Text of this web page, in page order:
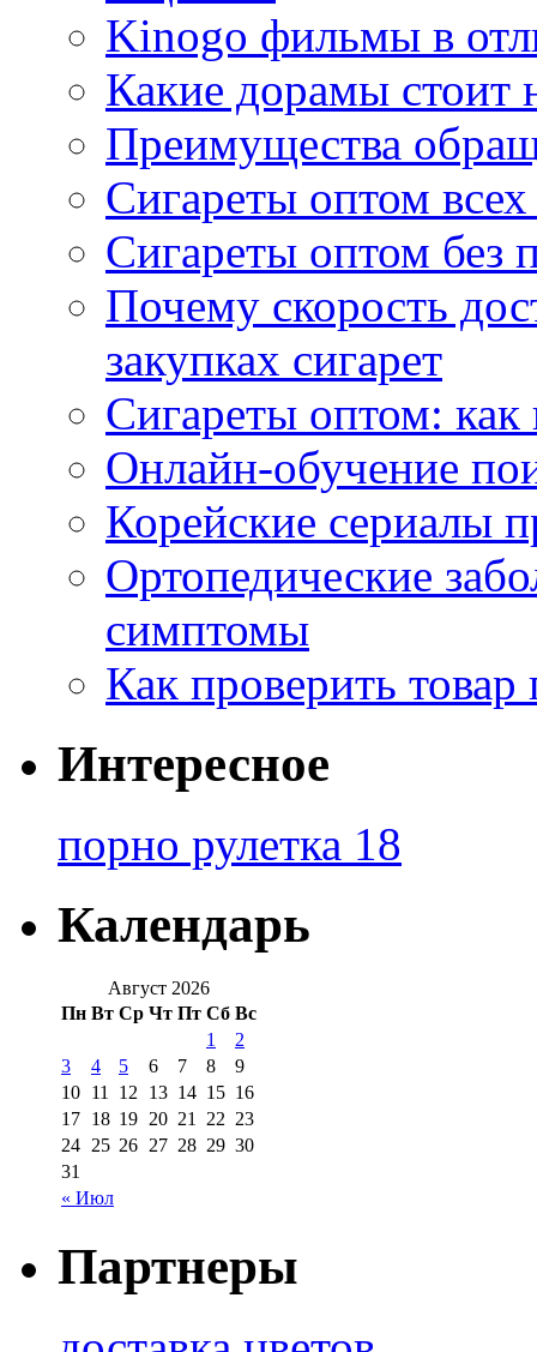
Kinogo фильмы в
Какие дорамы стоит
Преимущества
Сигареты оптом
Сигареты оптом без
Почему скорость
закупках сигарет
Сигареты оптом:
Онлайн-обучение
Корейские сериалы
Ортопедические
симптомы
Как проверить товар
Интересное
порно рулетка 18
Календарь
Август 2026
Пн Вт Ср Чт Пт Сб Вс
« Июл
1
2
3
4 5 6 7 8
9
10 11 12 13 14 15 16
17 18 19 20 21 22 23
24 25 26 27 28 29 30
31
Партнеры